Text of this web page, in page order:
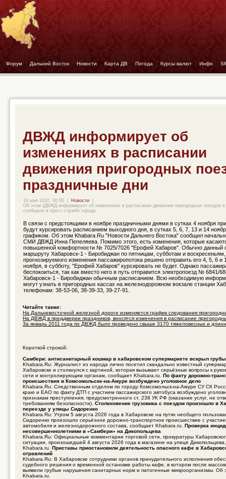
Форум - - Дальний Восток - - Новости - - Карта ДВ - - Погода - - Курсы валют - - Инфо - -
ДВЖД информирует об
изменениях в расписании
движения пригородных
праздничные дни
19 мая 2010, 00:00 Новости
Об этом (ДВЖД информирует об изменениях в расписании движения пригородных поездов в
сообщили в пресс-службе города.
В связи с предстоящими в ноябре праздничными днями в сутках 4 ноября
будут курсировать расписанием выходного дня, в сутках 5, 6, 7, 13 и 14
графиком. Об этом Khabara.Ru "Новости Дальнего Востока" сообщил
СМИ ДВЖД Инна Пепеляева. Помимо этого, есть изменения, которые
повышенной комфортности № 7025/7026 "Ерофей Хабаров". Обычно данный
маршруту Хабаровск-1 - Биробиджан по пятницам, субботам и воскресеньям,
прогнозируемого изменения пассажиропотока решено отправить его 4, 5, 6 и
ноября, в субботу, "Ерофей Хабаров" курсировать не будет. Однако
беспокоиться, так как вместо него в путь отправится электропоезд № 6841/
Хабаровск-1 - Биробиджан обычным расписанием. Всю необходимую
могут узнать в пригородных кассах на железнодорожном вокзале станции
телефонам: 38-53-06, 38-39-33, 39-27-91.
Читайте также:
На Дальневосточной железной дороге изменяется график следования
На ДВЖД в преддверии праздников, вносятся изменения в расписание
За январь 2011 года по ДВЖД было проведено свыше 3170 тяжеловесных и
Короткой строкой:
Самбери: антисанитарный кошмар в хабаровском супермаркете вскрыл
Khabara.Ru: Журналист из народа лично посетил скандально известный
Хабаровске и столкнулся с картиной, которая вызывает серьёзные вопросы к
сети и контролирующим органам, сообщает Khabara.ru. По факту дорожно-
происшествия в Комсомольске-на-Амуре возбуждено уголовное дело
Khabara.Ru: Следственным отделом по городу Комсомольск-на-Амуре СУ СК
краю и ЕАО по факту ДТП с участием пассажирского автобуса возбуждено
признакам преступления, предусмотренного ст. 238 УК РФ (оказание услуг, не
требованиям безопасности). Столкновение грузовика с поездом произошло в
переезде у улицы Сидоренко
Khabara.Ru: Утром 5 августа 2026 года в Хабаровске на путях необщего
Сидоренко произошло серьёзное дорожно-транспортное происшествие с
автомобиля и железнодорожного состава, сообщает Khabara.ru. Проверка
несовершеннолетними в «Самбери» на Дикопольцева
Khabara.Ru: Официальные комментарии торговой сети, прокуратуры
ситуации, произошедшей 4 августа 2026 года в магазине на улице
Khabara.ru. Приставы приостановили деятельность опасного кафе в
отравлений
Khabara.Ru: В Хабаровске сотрудники органов принудительного исполнения
судебного решения о временной остановке работы кафе, в котором после
выявили грубые нарушения санитарных норм и патогенные микроорганизмы. Об
Khabara.ru.